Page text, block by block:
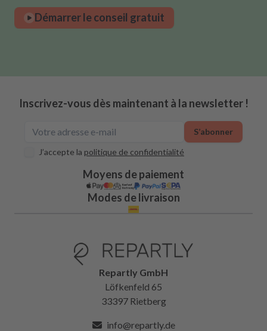
Démarrer le conseil gratuit
Inscrivez-vous dès maintenant à la newsletter !
J’accepte la politique de confidentialité
S’abonner
Moyens de paiement
Modes de livraison
Repartly GmbH
Löfkenfeld 65
33397 Rietberg
info@repartly.de